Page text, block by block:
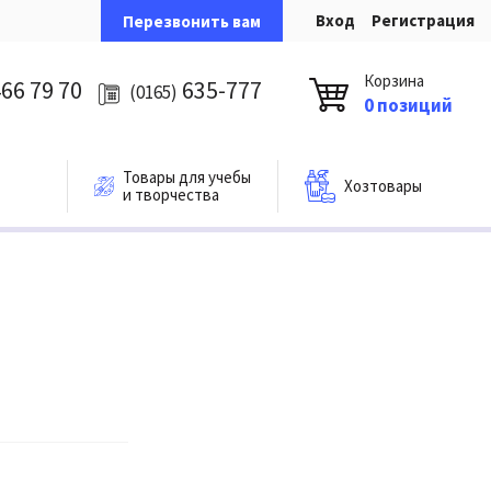
Перезвонить вам Вход Регистрация
79 70 (0165) 635-777 Корзина
0 позиций
Товары для учебы
и творчества
Хозтовары